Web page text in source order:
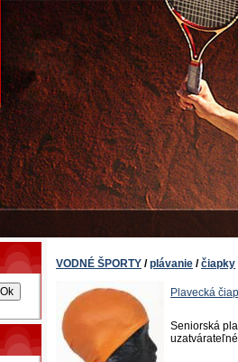
VODNÉ ŠPORTY /plávanie /čiapky
Plavecká
Seniorská